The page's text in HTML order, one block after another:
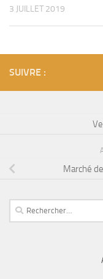
3 JUILLET 2019
SUIVRE :
Marché
Rechercher :